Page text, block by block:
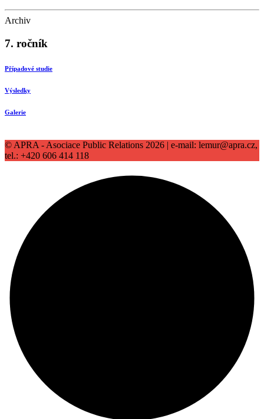
Archiv
7. ročník
Případové studie
Výsledky
Galerie
© APRA - Asociace Public Relations 2026 | e-mail: lemur@apra.cz,
tel.: +420 606 414 118